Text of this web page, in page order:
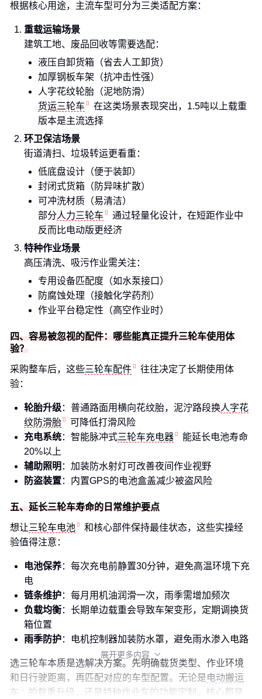
根据核心用途，主流车型可分为三类适配方案：
重载运输场景
建筑工地、废品回收等需要选配：
液压自卸货箱（省去人工卸货）
加厚钢板车架（抗冲击性强）
人字花纹轮胎（泥地防滑）
货运三轮车
在这类场景表现突出，1.5吨以上载重
版本是主流选择
环卫保洁场景
街道清扫、垃圾转运更看重：
低底盘设计（便于装卸）
封闭式货箱（防异味扩散）
可冲洗材质（易清洁）
部分人力三轮车
通过轻量化设计，在短距作业中
反而比电动版更经济
特种作业场景
高压清洗、吸污作业需关注：
专用设备匹配度（如水泵接口）
防腐蚀处理（接触化学药剂）
作业平台稳定性（高空作业时）
四、容易被忽视的配件：哪些能真正提升三轮车使用体
验？
采购整车后，这些三轮车配件
往往决定了长期使用体
验：
轮胎升级：普通路面用横向花纹胎，泥泞路段换人字花
纹防滑胎
可降低打滑风险
充电系统：智能脉冲式三轮车充电器
能延长电池寿命
20%以上
辅助照明 ：加装防水射灯可改善夜间作业视野
防盗装置：内置GPS的电池盒盖减少被盗风险
五、延长三轮车寿命的日常维护要点
想让三轮车电池
和核心部件保持最佳状态，这些实操经
验值得注意：
电池保养：每次充电前静置30分钟，避免高温环境下充
电
链条维护：每月用机油润滑一次，雨季需增加频次
负载均衡：长期单边载重会导致车架变形，定期调换货
箱位置
雨季防护：电机控制器加装防水罩，避免雨水渗入电路
选三轮车本质是选解决方案。先明确载货类型、作业环境
和日行驶距离，再匹配对应的车型配置。无论是电动搬运
车
的载重升级，还是特种作业车的功能定制，核心都是
展开更多内容 